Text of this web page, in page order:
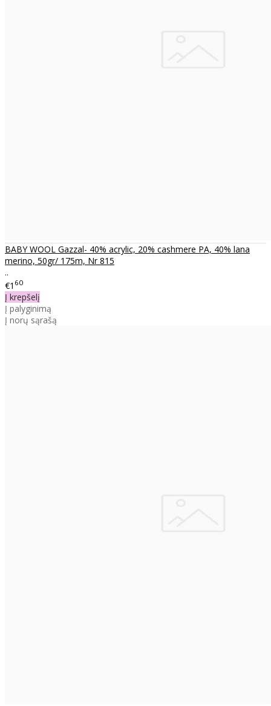
BABY WOOL Gazzal- 40% acrylic, 20% cashmere PA, 40% lana
merino, 50gr/ 175m, Nr 815
..
€1 60
Į krepšelį
Į palyginimą
Į norų sąrašą